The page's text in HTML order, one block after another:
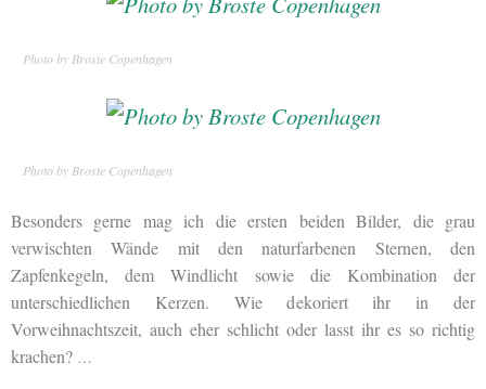
Photo by Broste Copenhagen
Photo by Broste Copenhagen
Besonders gerne mag ich die ersten beiden Bilder, die grau
verwischten Wände mit den naturfarbenen Sternen, den
Zapfenkegeln, dem Windlicht sowie die Kombination der
unterschiedlichen Kerzen. Wie dekoriert ihr in der
Vorweihnachtszeit, auch eher schlicht oder lasst ihr es so richtig
krachen? …